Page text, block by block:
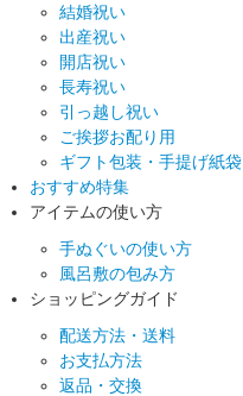
結婚祝い
出産祝い
開店祝い
長寿祝い
引っ越し祝い
ご挨拶お配り用
ギフト包装・手提げ紙袋
おすすめ特集
アイテムの使い方
手ぬぐいの使い方
風呂敷の包み方
ショッピングガイド
配送方法・送料
お支払方法
返品・交換